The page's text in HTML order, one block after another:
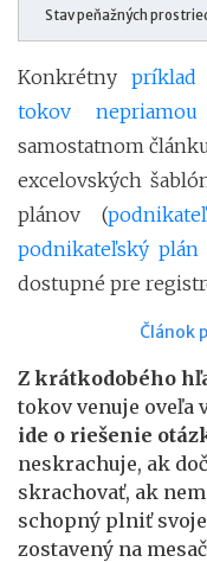
Stav peňažných
Konkrétny príklad
tokov
samostatnom
excelovských
plánov (
podnikateľský plán
dostupné pre
Článok
Z krátkodobého
tokov venuje oveľa
ide o riešenie
neskrachuje, ak
skrachovať, ak
schopný plniť
zostavený na